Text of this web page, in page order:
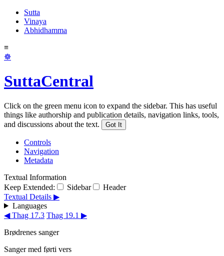
Sutta
Vinaya
Abhidhamma
≡
☸
SuttaCentral
Click on the green menu icon to expand the sidebar. This has useful
things like authorship and publication details, navigation links, tools,
and discussions about the text.
Got It
Controls
Navigation
Metadata
Textual Information
Keep Extended:
Sidebar
Header
Textual Details ▶
Languages
◀ Thag 17.3 Thag 19.1 ▶
Brødrenes sanger
Sanger med førti vers